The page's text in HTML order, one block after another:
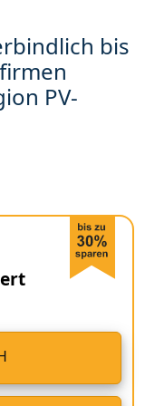
bis
PV-